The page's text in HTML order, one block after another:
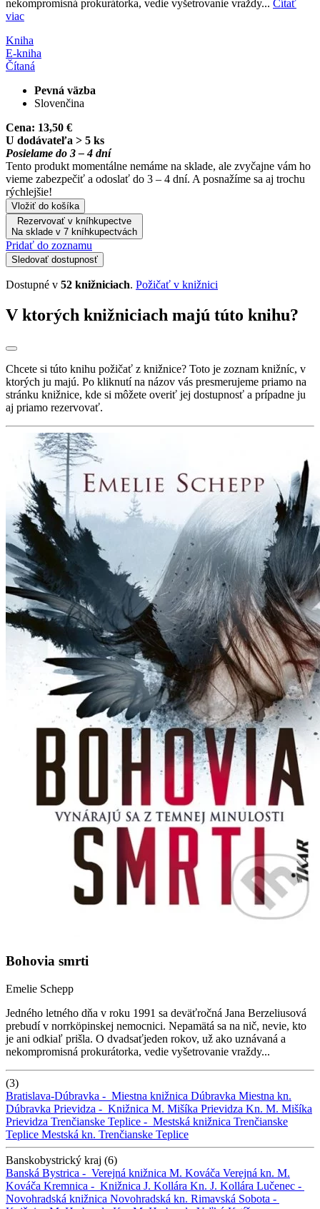
nekompromisná prokurátorka, vedie vyšetrovanie vraždy... Čítať
viac
Kniha
E-kniha
Čítaná
Pevná väzba
Slovenčina
Cena: 13,50 €
U dodávateľa > 5 ks
Posielame do 3 – 4 dní
Tento produkt momentálne nemáme na sklade, ale zvyčajne vám ho
vieme zabezpečiť a odoslať do 3 – 4 dní. A posnažíme sa aj trochu
rýchlejšie!
Vložiť do košíka
Rezervovať v kníhkupectve
Na sklade v 7 kníhkupectvách
Pridať do zoznamu
Sledovať dostupnosť
Dostupné v 52 knižniciach. Požičať v knižnici
V ktorých knižniciach majú túto knihu?
Chcete si túto knihu požičať z knižnice? Toto je zoznam knižníc, v
ktorých ju majú. Po kliknutí na názov vás presmerujeme priamo na
stránku knižnice, kde si môžete overiť jej dostupnosť a prípadne ju
aj priamo rezervovať.
Bohovia smrti
Emelie Schepp
Jedného letného dňa v roku 1991 sa deväťročná Jana Berzeliusová
prebudí v norrköpinskej nemocnici. Nepamätá sa na nič, nevie, kto
je ani odkiaľ prišla. O dvadsaťjeden rokov, už ako uznávaná a
nekompromisná prokurátorka, vedie vyšetrovanie vraždy...
(3)
Bratislava-Dúbravka - Miestna knižnica Dúbravka Miestna kn.
Dúbravka Prievidza - Knižnica M. Mišíka Prievidza Kn. M. Mišíka
Prievidza Trenčianske Teplice - Mestská knižnica Trenčianske
Teplice Mestská kn. Trenčianske Teplice
Banskobystrický kraj (6)
Banská Bystrica - Verejná knižnica M. Kováča Verejná kn. M.
Kováča Kremnica - Knižnica J. Kollára Kn. J. Kollára Lučenec -
Novohradská knižnica Novohradská kn. Rimavská Sobota -